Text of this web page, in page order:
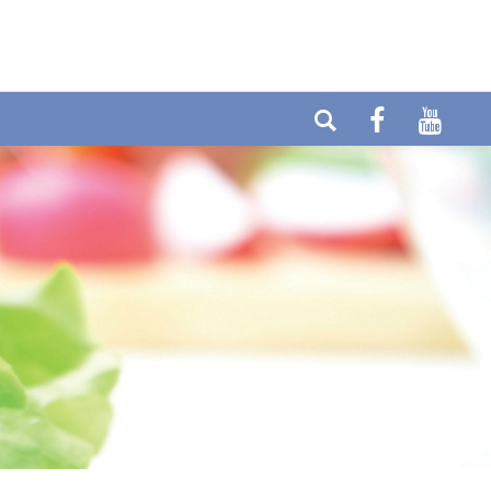
+49 (0) 6404-90458
E-mail:
info@cytolabor.de